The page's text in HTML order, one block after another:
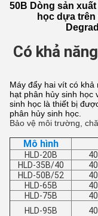
50B Dòng sản
học dựa
Có khả
Máy đẩy hai vít có khả
hạt phân hủy sinh học
sinh học là thiết bị
phân hủy sinh học.
Bảo vệ môi trường,
Mô hình
HLD-20B
HLD-35B/40
HLD-50B/52
HLD-65B
HLD-75B
HLD-95B